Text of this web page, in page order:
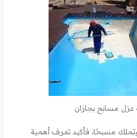
مسابح بجازان
مسبحًا، فأكيد تعرف أهمية